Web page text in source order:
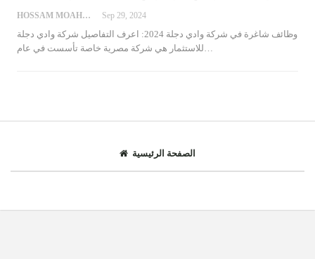
HOSSAM MOAHMED Sep 29, 2024
وظائف شاغرة في شركة وادي دجلة 2024: اعرف التفاصيل
شركة وادي دجلة
للاستثمار هي شركة مصرية خاصة تأسست في عام
الصفحة الرئيسية